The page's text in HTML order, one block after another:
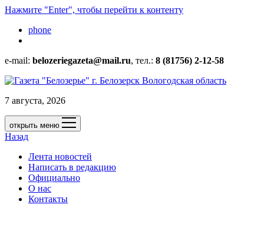
Нажмите "Enter", чтобы перейти к контенту
phone
e-mail: belozeriegazeta@mail.ru, тел.: 8 (81756) 2-12-58
7 августа, 2026
открыть меню
Назад
Лента новостей
Написать в редакцию
Официально
О нас
Контакты